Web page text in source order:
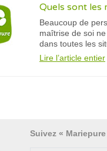
Quels sont les
Beaucoup de
maîtrise de soi
dans toutes les
Lire l’article entier
Suivez « Mariepure